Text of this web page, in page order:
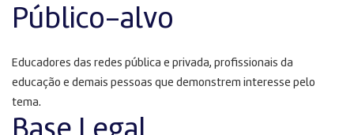
Público-alvo
Educadores das redes pública e privada, profissionais da
educação e demais pessoas que demonstrem interesse pelo
tema.